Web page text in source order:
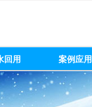
回用 案例应用